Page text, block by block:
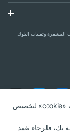
وتقنيات البلوك
يستخدم موقع الويب cryptonews.net ملفات «cookie» لتخصيص
فالرجاء تقييد